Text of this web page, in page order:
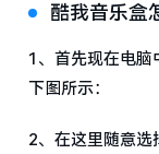
酷我音乐盒
1、首先现在电脑
下图所示：
2、在这里随意选